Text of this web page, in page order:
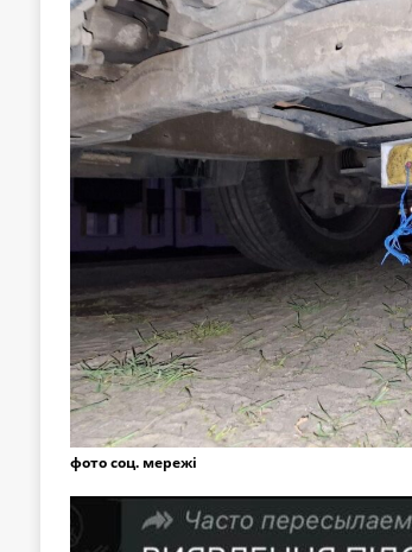
фото соц. мережі